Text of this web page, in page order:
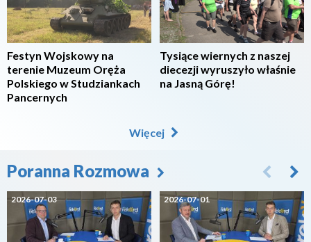
Festyn Wojskowy na
terenie Muzeum Oręża
Polskiego w Studziankach
Pancernych
Tysiące wiernych z naszej
diecezji wyruszyło właśnie
na Jasną Górę!
Więcej
Poranna Rozmowa
2026-07-03 2026-07-01